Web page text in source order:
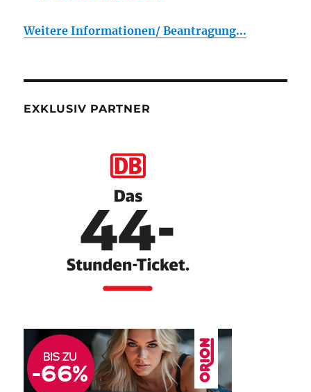
Weitere Informationen/ Beantragung...
EXKLUSIV PARTNER